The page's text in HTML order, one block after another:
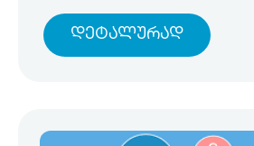
Დეტალურად